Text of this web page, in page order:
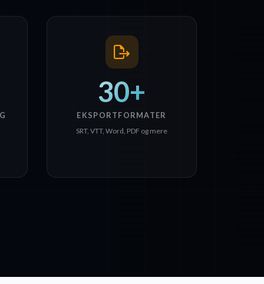
30+
EKSPORTFORMATER
SRT, VTT, Word, PDF og mere